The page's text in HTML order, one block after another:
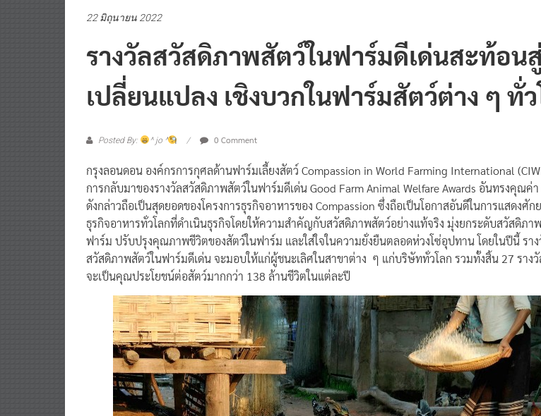
22 มิถุนายน 2022
รางวัลสวัสดิภาพสัตว์ในฟาร์มดีเด่นสะท้อน
เปลี่ยนแปลง เชิงบวกในฟาร์มสัตว์ต่าง ๆ ทั่
Posted By: ^ jo ^ 0 Comment
กรุงลอนดอน องค์กรการกุศลด้านฟาร์มเลี้ยงสัตว์ Compassion in World Farming International
การกลับมาของรางวัลสวัสดิภาพสัตว์ในฟาร์มดีเด่น Good Farm Animal Welfare Awards อันทรงคุณค่า
ดังกล่าวถือเป็นสุดยอดของโครงการธุรกิจอาหารของ Compassion ซึ่งถือเป็นโอกาสอันดีในการแสดงศัก
ธุรกิจอาหารทั่วโลกที่ดำเนินธุรกิจโดยให้ความสำคัญกับสวัสดิภาพสัตว์อย่างแท้จริง มุ่งยกระดับสวัสดิภา
ฟาร์ม ปรับปรุงคุณภาพชีวิตของสัตว์ในฟาร์ม และใส่ใจในความยั่งยืนตลอดห่วงโซ่อุปทาน โดยในปีนี้ ราง
สวัสดิภาพสัตว์ในฟาร์มดีเด่น จะมอบให้แก่ผู้ชนะเลิศในสาขาต่าง ๆ แก่บริษัททั่วโลก รวมทั้งสิ้น 27 รางวั
จะเป็นคุณประโยชน์ต่อสัตว์มากกว่า 138 ล้านชีวิตในแต่ละปี